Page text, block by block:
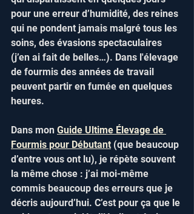
pour une erreur d’humidité, des reines
qui ne pondent jamais malgré tous les
soins, des évasions spectaculaires
(j’en ai fait de belles…). Dans l'élevage
de fourmis des années de travail
peuvent partir en fumée en quelques
heures.
Dans mon Guide Ultime Élevage de
Fourmis pour Débutant (que beaucoup
d’entre vous ont lu), je répète souvent
la même chose : j’ai moi-même
commis beaucoup des erreurs que je
décris aujourd’hui. C’est pour ça que le